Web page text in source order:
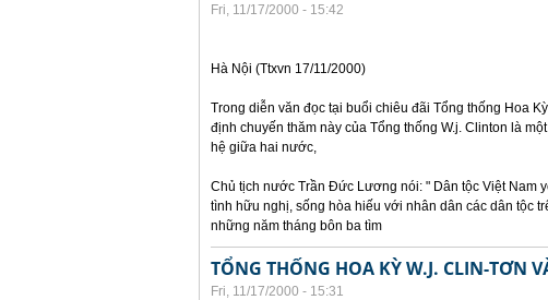
Fri, 11/17/2000 - 15:42
Hà Nội (Ttxvn 17/11/2000)
Trong diễn văn đọc tại buổi chiêu đãi Tổng thống Hoa
định chuyến thăm này của Tổng thống W.j. Clinton là
hệ giữa hai nước,
Chủ tịch nước Trần Đức Lương nói: " Dân tộc Việt Nam
tình hữu nghị, sống hòa hiếu với nhân dân các dân tộc
những năm tháng bôn ba tìm
TỔNG THỐNG HOA KỲ W.J. CLIN-TƠN
Fri, 11/17/2000 - 15:31